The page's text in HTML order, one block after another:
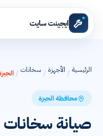
ايجينت سايت
الرئيسية / الأجهزة / سخانات /
محافظة الجيزة
صيانة سخانات